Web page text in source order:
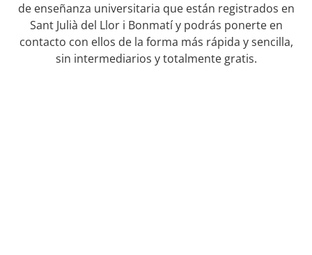
de enseñanza universitaria que están registrados en
Sant Julià del Llor i Bonmatí y podrás ponerte en
contacto con ellos de la forma más rápida y sencilla,
sin intermediarios y totalmente gratis.